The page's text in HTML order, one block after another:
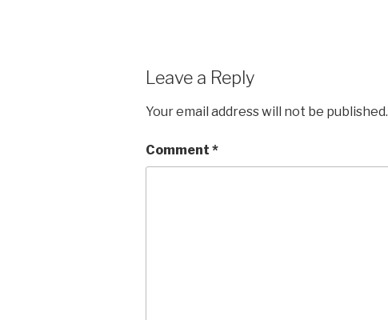
Leave a Reply
Your email address will not be published.
Comment*